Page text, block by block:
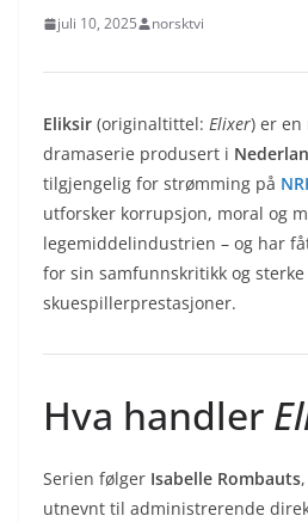
juli 10, 2025 norsktvi
Eliksir (originaltittel: Elixer) er en
dramaserie produsert i
tilgjengelig for strømming på
utforsker korrupsjon, moral og
legemiddelindustrien – og har
for sin samfunnskritikk og sterke
skuespillerprestasjoner.
Hva handler
Serien følger Isabelle Rombauts
utnevnt til administrerende